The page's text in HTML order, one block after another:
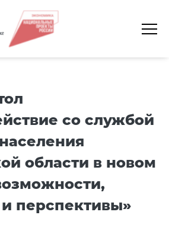
ГЛАВНАЯ
ЦЕНТРЫ
МЕРОПРИЯТИЙ
ДОКУМЕНТЫ
со службой
области в новом
перспективы»